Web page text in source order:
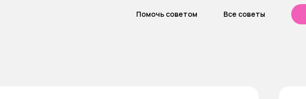
Помочь советом Все советы